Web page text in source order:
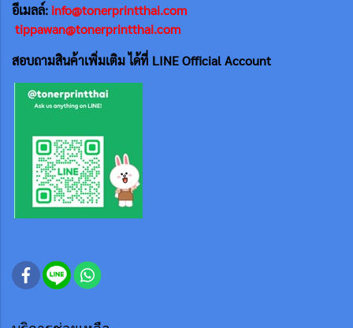
อีเมลล์: info@tonerprintthai.com
tippawan@tonerprintthai.com
สอบถามสินค้าเพิ่มเติม ได้ที่ LINE Official Account